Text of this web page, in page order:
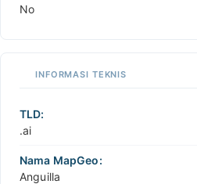
No
INFORMASI TEKNIS
TLD:
.ai
Nama MapGeo:
Anguilla